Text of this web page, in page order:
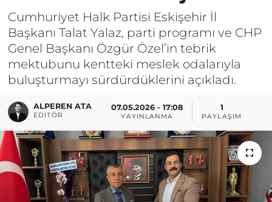
Cumhuriyet Halk Partisi Eskişehir İl
Başkanı Talat Yalaz, parti programı ve CHP
Genel Başkanı Özgür Özel’in tebrik
mektubunu kentteki meslek odalarıyla
buluşturmayı sürdürdüklerini açıkladı.
ALPEREN ATA
EDITÖR
07.05.2026 - 17:08
YAYINLANMA
1
PAYLAŞIM